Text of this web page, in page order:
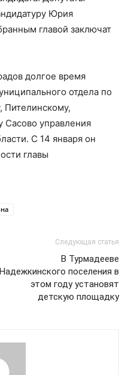
Юрия
главой заключат
долгое время
отдела по
Пителинскому,
Сасово управления
С 14 января он
главы
Следующая статья
В Турмадееве
Надежкинского поселения в
этом году установят
детскую площадку